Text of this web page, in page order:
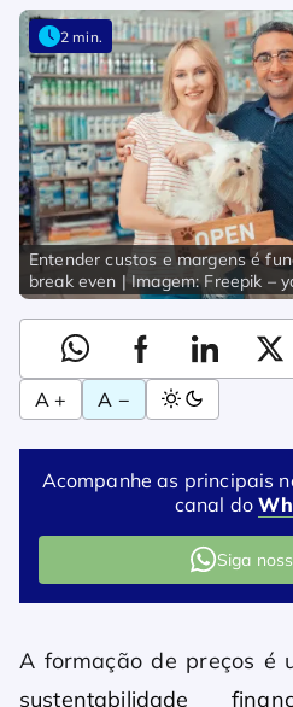
Entender custos e margens é
break even | Imagem: Freepik –
2 min.
A + A −
Acompanhe as principais
canal do
Siga
A formação de preços é
sustentabilidade